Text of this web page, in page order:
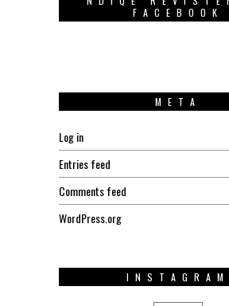
FACEBOOK
META
Log in
Entries feed
Comments feed
WordPress.org
INSTAGRAM